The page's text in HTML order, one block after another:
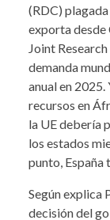
(RDC)
exporta desde
Joint
demanda
anual en
recursos en
la UE debería
los estados
punto, España
Según explica
decisión del